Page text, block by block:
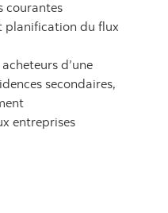
courantes
planification du flux
d’une
secondaires,
entreprises